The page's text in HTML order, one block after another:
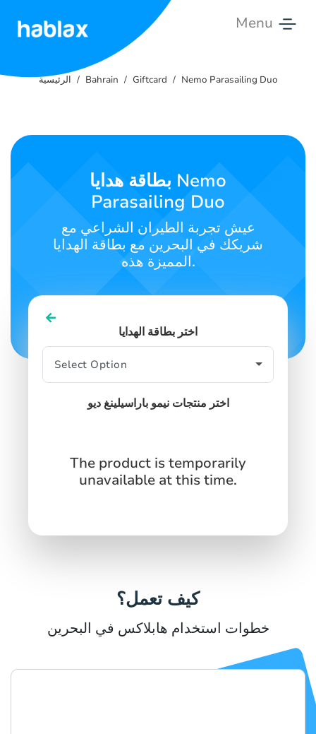
Menu
الأسعار
اتصل
الرئيسية Bahrain Giftcard Nemo Parasailing Duo
بطاقة هدايا Nemo
Parasailing Duo
عيش تجربة الطيران الشراعي مع
شريكك في البحرين مع بطاقة الهدايا
المميزة هذه.
اختر بطاقة الهدايا
اختر منتجات نيمو باراسيلينغ ديو
The product is temporarily
unavailable at this time.
كيف تعمل؟
خطوات استخدام هابلاكس في البحرين